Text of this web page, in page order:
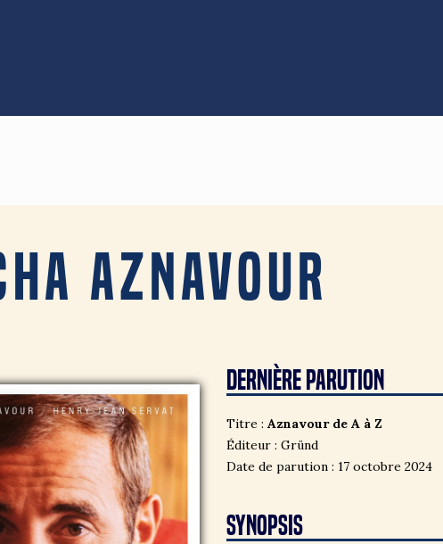
Aznavour
DERNIÈRE PARUTION
Titre : Aznavour de A à Z
Éditeur : Gründ
Date de parution : 17 octobre 2024
SYNOPSIS